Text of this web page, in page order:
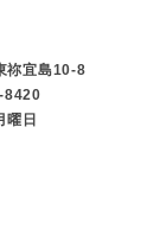
祢宜島10-8
8420
曜日